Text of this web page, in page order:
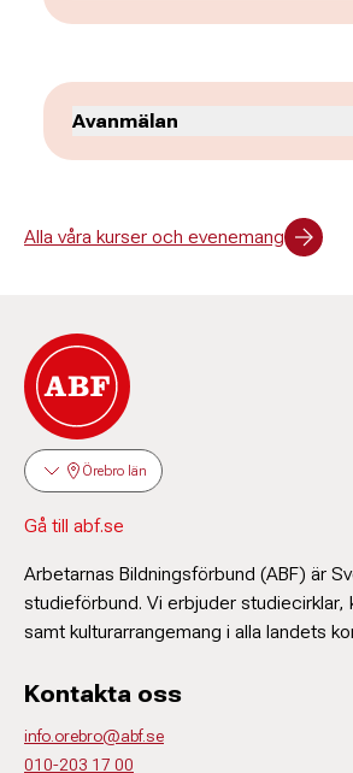
Har du frågor eller funderingar är
att kontakta Daniel Johansson.
Daniel Johansson
Verksamhetsutvecklare
Avanmälan
Det är endast med läkarintyg du
dig närmare start eller efter start,
en reserv som kan ta platsen blir
betalningsskyldig.
Avanmäl dig genom att kontakta
Johansson.
Alla våra kurser och evenemang
Örebro län
Gå till abf.se
Arbetarnas Bildningsförbund (ABF) är
studieförbund. Vi erbjuder studiecirklar,
samt kulturarrangemang i alla landets
Kontakta oss
info.orebro@abf.se
010-203 17 00